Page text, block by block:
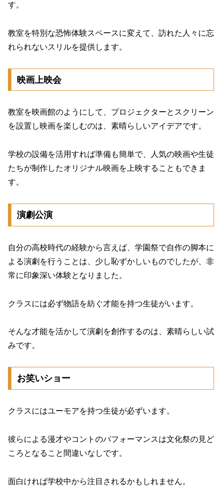
す。
教室を特別な恐怖体験スペースに変えて、訪れた人々に忘
れられないスリルを提供します。
映画上映会
教室を映画館のようにして、プロジェクターとスクリーン
を設置し映画を楽しむのは、素晴らしいアイデアです。
学校の設備を活用すれば準備も簡単で、人気の映画や生徒
たちが制作したオリジナル映画を上映することもできま
す。
演劇公演
自分の高校時代の経験から言えば、学園祭で自作の脚本に
よる演劇を行うことは、少し恥ずかしいものでしたが、非
常に印象深い体験となりました。
クラスには必ず物語を紡ぐ才能を持つ生徒がいます。
そんな才能を活かして演劇を創作するのは、素晴らしい試
みです。
お笑いショー
クラスにはユーモアを持つ生徒が必ずいます。
彼らによる漫才やコントのパフォーマンスは文化祭の見ど
ころとなること間違いなしです。
面白ければ学校中から注目されるかもしれません。